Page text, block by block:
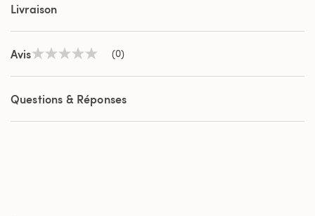
Livraison
AvisAucune
de
notation
Lien
la
(0)
Questions & Réponses